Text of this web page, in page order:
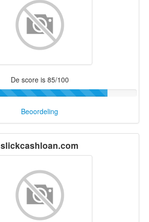
De score is 85/100
Beoordeling
slickcashloan.com